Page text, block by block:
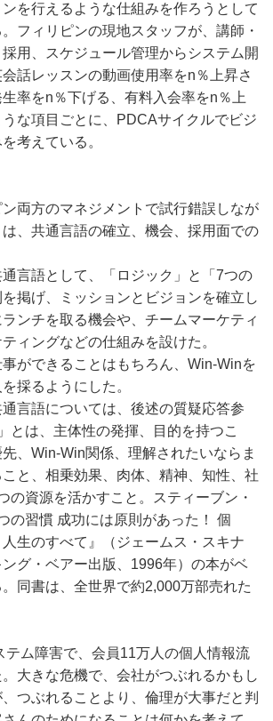
を行えるような仕組みを作ろうとして
フィリピンの現地スタッフが、講師・
用、スケジュール管理からシステム開
話レッスンの動画使用率をn％上昇さ
率をn％下げる、有料入会率をn％上
な項目ごとに、PDCAサイクルでビジ
考えている。
両方のマネジメントで試行錯誤しなが
、共通言語の確立、機会、採用面での
言語として、「ロジック」と「7つの
掲げ、ミッションとビジョンを確立し
ンチを取る機会や、チームマーケティ
ィングなどの仕組みを設けた。
ができることはもちろん、Win-Winを
採るようにした。
通言語については、後述の質疑応答参
とは、主体性の発揮、目的を持つこ
、Win-Win関係、理解されたいならま
と、相乗効果、肉体、精神、知性、社
の資源を活かすこと。スティーブン・
の習慣 成功には原則があった！ 個
生のすべて』（ジェームス・スキナ
グ・ベアー出版、1996年）の本がベ
同書は、全世界で約2,000万部売れた
ム障害で、会員11万人の個人情報流
大きな危機で、会社がつぶれるかもし
つぶれることより、倫理が大事だと判